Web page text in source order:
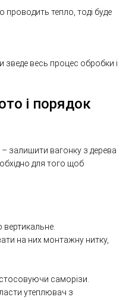
проводить тепло, тоді буде
весь процес обробки і
і порядок
залишити вагонку з дерева
для того щоб
на них монтажну нитку,
саморізи.
утеплювач з